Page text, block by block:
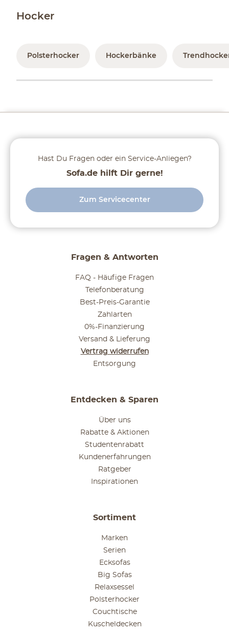
Hocker
Polsterhocker Hockerbänke
Fragen & Antworten
FAQ - Häufige Fragen
Telefonberatung
Best-Preis-Garantie
Zahlarten
0%-Finanzierung
Versand & Lieferung
Vertrag widerrufen
Entsorgung
Entdecken & Sparen
Über uns
Rabatte & Aktionen
Studentenrabatt
Kundenerfahrungen
Ratgeber
Inspirationen
Sortiment
Marken
Serien
Ecksofas
Big Sofas
Relaxsessel
Polsterhocker
Couchtische
Kuscheldecken
Hast Du Fragen oder ein Service-Anliegen?
Sofa.de hilft Dir gerne!
Zum Servicecenter